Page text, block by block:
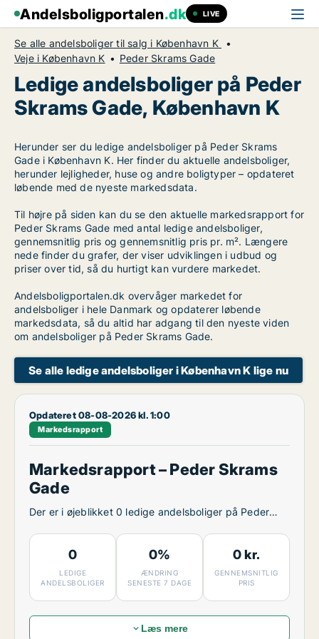
Andelsboligportalen.dk LIVE
Se alle andelsboliger til salg i København K
Veje i København K
Peder Skrams Gade
Ledige andelsboliger på Peder
Skrams Gade, København K
Herunder ser du ledige andelsboliger på Peder Skrams
Gade i København K. Her finder du aktuelle andelsboliger,
herunder lejligheder, huse og andre boligtyper – opdateret
løbende med de nyeste markedsdata.
Til højre på siden kan du se den aktuelle markedsrapport for
Peder Skrams Gade med antal ledige andelsboliger,
gennemsnitlig pris og gennemsnitlig pris pr. m². Længere
nede finder du grafer, der viser udviklingen i udbud og
priser over tid, så du hurtigt kan vurdere markedet.
Andelsboligportalen.dk overvåger markedet for
andelsboliger i hele Danmark og opdaterer løbende
markedsdata, så du altid har adgang til den nyeste viden
om andelsboliger på Peder Skrams Gade.
Se alle ledige andelsboliger i København K lige nu
Opdateret 08-08-2026 kl. 1:00
Markedsrapport
Markedsrapport – Peder Skrams
Gade
Der er i øjeblikket 0 ledige andelsboliger på Peder
0
LEDIGE
ANDELSBOLIGER
0%
ÆNDRING
SENESTE 7 DAGE
0 kr.
GENNEMSNITLIG
PRIS
Læs mere